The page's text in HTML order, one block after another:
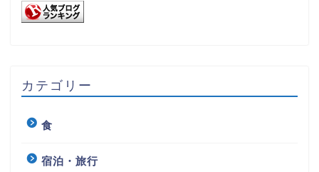
カテゴリー
食
宿泊・旅行